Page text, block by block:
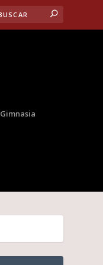
Gimnasia